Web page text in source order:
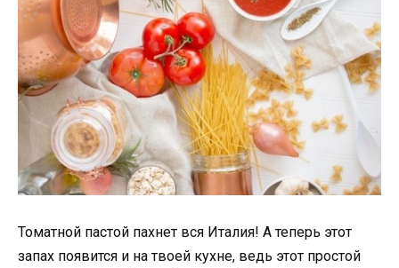
Томатной пастой пахнет вся Италия! А теперь этот
запах появится и на твоей кухне, ведь этот простой